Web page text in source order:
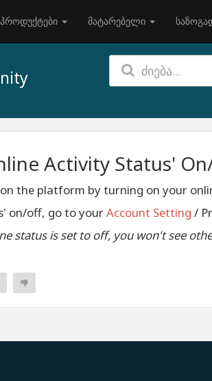
პროდუქტები მატარებელი
Activity Status'
the platform by turning on your
on/off, go to yourAccount Setting /
status is set to off, you won't see